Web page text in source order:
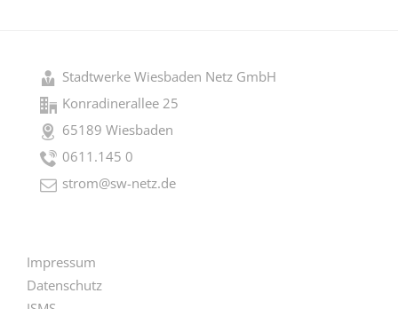
Stadtwerke Wiesbaden Netz GmbH
Konradinerallee 25
65189 Wiesbaden
0611.145 0
strom@sw-netz.de
Impressum
Datenschutz